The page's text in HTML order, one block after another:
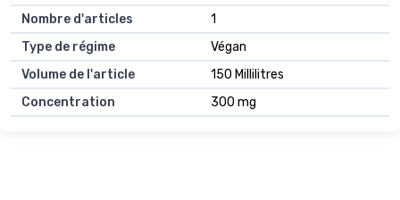
Nombre d'articles
1
Type de régime
Végan
Volume de l'article
150 Millilitres
Concentration
300 mg